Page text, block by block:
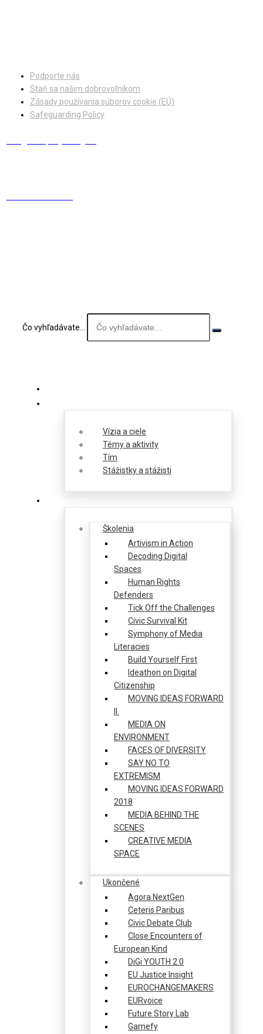
Podporte nás
Staň sa našim dobrovoľníkom
Zásady používania súborov cookie (EÚ)
Safeguarding Policy
Čo vyhľadávate...
Vízia a ciele
Témy a aktivity
Tím
Stážistky a stážisti
Školenia
Artivism in Action
Decoding Digital
Spaces
Human Rights
Defenders
Tick Off the Challenges
Civic Survival Kit
Symphony of Media
Literacies
Build Yourself First
Ideathon on Digital
Citizenship
MOVING IDEAS FORWARD
MEDIA ON
ENVIRONMENT
FACES OF DIVERSITY
SAY NO TO
EXTREMISM
MOVING IDEAS FORWARD
2018
MEDIA BEHIND THE
SCENES
CREATIVE MEDIA
SPACE
Ukončené
Agora NextGen
Ceteris Paribus
Civic Debate Club
Close Encounters of
European Kind
DiGi YOUTH 2.0
EU Justice Insight
EUROCHANGEMAKERS
EURvoice
Future Story Lab
Gamefy